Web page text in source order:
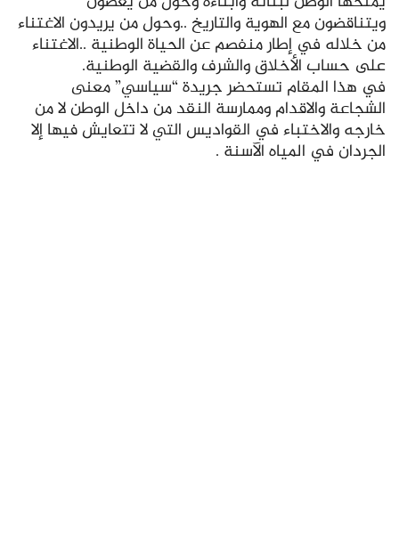
ويتناقضون مع الهوية والتاريخ ..وحول من يريدون الاغتناء
من خلاله في إطار منفصم عن الحياة الوطنية ..الاغتناء
على حساب الأخلاق والشرف والقضية الوطنية.
في هذا المقام تستحضر جريدة “سياسي” معنى
الشجاعة والاقدام وممارسة النقد من داخل الوطن لا من
خارجه والاختباء في القواديس التي لا تتعايش فيها إلا
الجردان في المياه الآسنة .